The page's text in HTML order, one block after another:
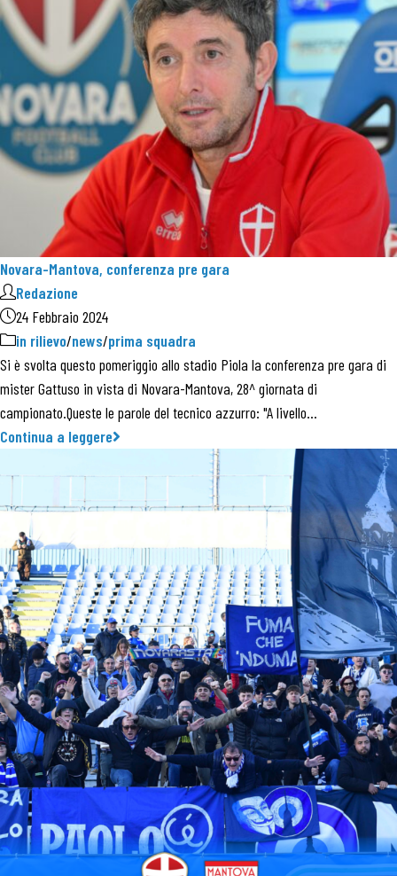
Novara-Mantova, conferenza pre gara
Redazione
24 Febbraio 2024
in rilievo/news/prima squadra
Si è svolta questo pomeriggio allo stadio Piola la conferenza pre gara di
mister Gattuso in vista di Novara-Mantova, 28^ giornata di
campionato.Queste le parole del tecnico azzurro: "A livello…
Continua a leggere